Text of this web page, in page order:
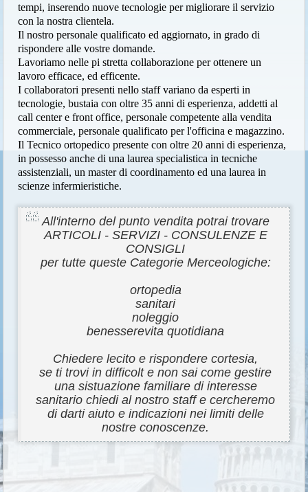
tempi, inserendo nuove tecnologie per migliorare il servizio
con la nostra clientela.
Il nostro personale qualificato ed aggiornato, in grado di
rispondere alle vostre domande.
Lavoriamo nelle pi stretta collaborazione per ottenere un
lavoro efficace, ed efficente.
I collaboratori presenti nello staff variano da esperti in
tecnologie, bustaia con oltre 35 anni di esperienza, addetti al
call center e front office, personale competente alla vendita
commerciale, personale qualificato per l'officina e magazzino.
Il Tecnico ortopedico presente con oltre 20 anni di esperienza,
in possesso anche di una laurea specialistica in tecniche
assistenziali, un master di coordinamento ed una laurea in
scienze infermieristiche.
All'interno del punto vendita potrai trovare
ARTICOLI - SERVIZI - CONSULENZE E
CONSIGLI
per tutte queste Categorie Merceologiche:
ortopedia
sanitari
noleggio
benesserevita quotidiana
Chiedere lecito e rispondere cortesia,
se ti trovi in difficolt e non sai come gestire
una sistuazione familiare di interesse
sanitario chiedi al nostro staff e cercheremo
di darti aiuto e indicazioni nei limiti delle
nostre conoscenze.